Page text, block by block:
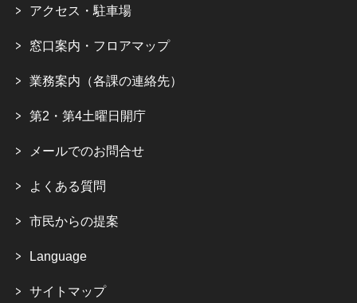
アクセス・駐車場
窓口案内・フロアマップ
業務案内（各課の連絡先）
第2・第4土曜日開庁
メールでのお問合せ
よくある質問
市民からの提案
Language
サイトマップ